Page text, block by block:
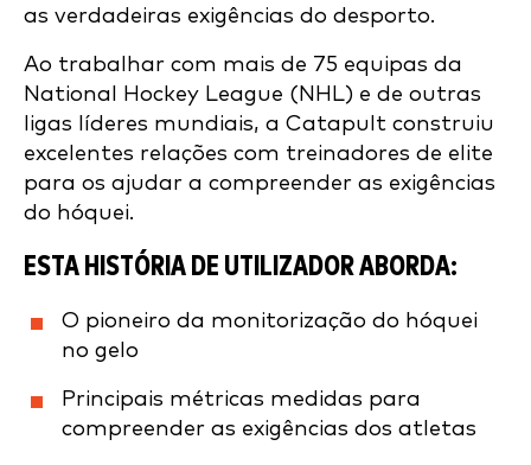
as verdadeiras exigências do desporto.
Ao trabalhar com mais de 75 equipas da
National Hockey League (NHL) e de outras
ligas líderes mundiais, a Catapult construiu
excelentes relações com treinadores de elite
para os ajudar a compreender as exigências
do hóquei.
ESTA HISTÓRIA DE UTILIZADOR ABORDA:
O pioneiro da monitorização do hóquei
no gelo
Principais métricas medidas para
compreender as exigências dos atletas